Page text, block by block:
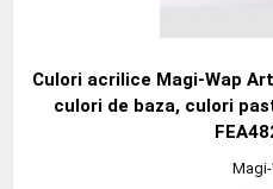
Culori acrilice Magi-Wap
culori de baza, culori